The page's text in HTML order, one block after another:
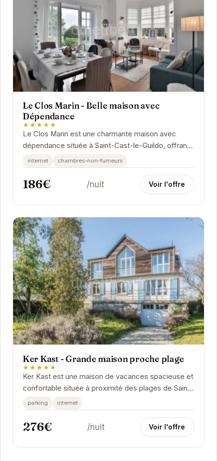
Le Clos Marin - Belle maison avec
Dépendance
★★★★★
Le Clos Marin est une charmante maison avec
dépendance située à Saint-Cast-le-Guildo, offrant
un cadre idéal pour des vacances relaxantes.
internet chambres-non-fumeurs
186€ /nuit Voir l'offre
Ker Kast - Grande maison proche plage
★★★★★
Ker Kast est une maison de vacances spacieuse et
confortable située à proximité des plages de Saint-
Cast-le-Guildo. Avec son emplacement idéal,...
parking internet
276€ /nuit Voir l'offre